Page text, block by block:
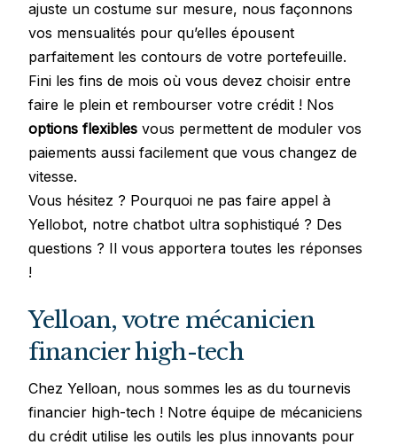
ajuste un costume sur mesure, nous façonnons
vos mensualités pour qu’elles épousent
parfaitement les contours de votre portefeuille.
Fini les fins de mois où vous devez choisir entre
faire le plein et rembourser votre crédit ! Nos
options flexibles vous permettent de moduler vos
paiements aussi facilement que vous changez de
vitesse.
Vous hésitez ? Pourquoi ne pas faire appel à
Yellobot, notre chatbot ultra sophistiqué ? Des
questions ? Il vous apportera toutes les réponses
!
Yelloan, votre mécanicien
financier high-tech
Chez Yelloan, nous sommes les as du tournevis
financier high-tech ! Notre équipe de mécaniciens
du crédit utilise les outils les plus innovants pour